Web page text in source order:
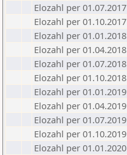
Elozahl per 01.07.2017
Elozahl per 01.10.2017
Elozahl per 01.01.2018
Elozahl per 01.04.2018
Elozahl per 01.07.2018
Elozahl per 01.10.2018
Elozahl per 01.01.2019
Elozahl per 01.04.2019
Elozahl per 01.07.2019
Elozahl per 01.10.2019
Elozahl per 01.01.2020